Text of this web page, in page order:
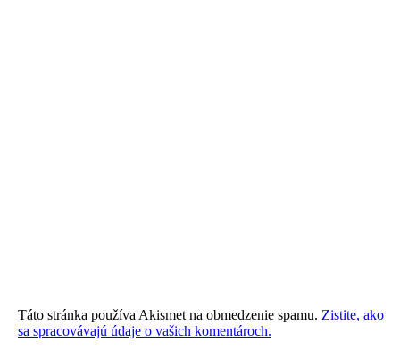
Táto stránka používa Akismet na obmedzenie spamu. Zistite, ako
sa spracovávajú údaje o vašich komentároch.